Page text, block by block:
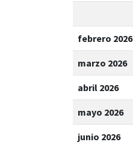
febrero 2026
marzo 2026
abril 2026
mayo 2026
junio 2026